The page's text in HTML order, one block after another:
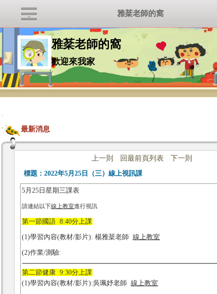
雅棻老師的窩
歡迎來我家
:::
最新消息
上一則 回最前頁列表 下一則
標題：2022年5月25日（三）線上視訊課
5月25日星期三課表
請連結以下線上教室進行視訊
第一節國語 8:40分上課
(1)學習內容(教材/影片): 楊雅棻老師線上教室
(2)作業/測驗:
第二節健康 9:30分上課
(1)學習內容(教材/影片):吳珮妤老師線上教室
雅棻老師的窩